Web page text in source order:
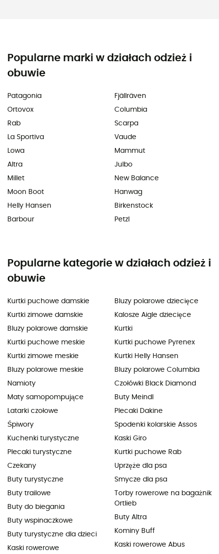
Popularne marki w działach odzież i
obuwie
Patagonia
Ortovox
Rab
La Sportiva
Lowa
Altra
Millet
Moon Boot
Helly Hansen
Barbour
Fjällräven
Columbia
Scarpa
Vaude
Mammut
Julbo
New Balance
Hanwag
Birkenstock
Petzl
Popularne kategorie w działach odzież i
obuwie
Kurtki puchowe damskie
Kurtki zimowe damskie
Bluzy polarowe damskie
Kurtki puchowe meskie
Kurtki zimowe meskie
Bluzy polarowe meskie
Namioty
Maty samopompujące
Latarki czołowe
Śpiwory
Kuchenki turystyczne
Plecaki turystyczne
Czekany
Buty turystyczne
Buty trailowe
Buty do biegania
Buty wspinaczkowe
Buty turystyczne dla dzieci
Kaski rowerowe
Bluzy polarowe dziecięce
Kalosze Aigle dziecięce
Kurtki
Kurtki puchowe Pyrenex
Kurtki Helly Hansen
Bluzy polarowe Columbia
Czołówki Black Diamond
Buty Meindl
Plecaki Dakine
Spodenki kolarskie Assos
Kaski Giro
Kurtki puchowe Rab
Uprzęże dla psa
Smycze dla psa
Torby rowerowe na bagażnik
Ortlieb
Buty Altra
Kominy Buff
Kaski rowerowe Abus